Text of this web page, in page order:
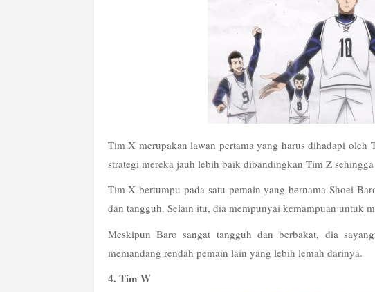
Tim X merupakan lawan pertama yang harus dihadapi
strategi mereka jauh lebih baik dibandingkan Tim Z
Tim X bertumpu pada satu pemain yang bernama Shoei
dan tangguh. Selain itu, dia mempunyai kemampuan untuk
Meskipun Baro sangat tangguh dan berbakat, dia
memandang rendah pemain lain yang lebih lemah darinya.
4. Tim W